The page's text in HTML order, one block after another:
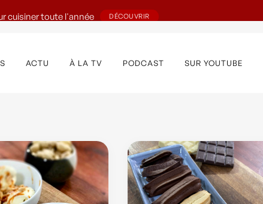
cuisiner toute l'année DÉCOUVRIR
ACTU À LA TV PODCAST SUR YOUTUBE